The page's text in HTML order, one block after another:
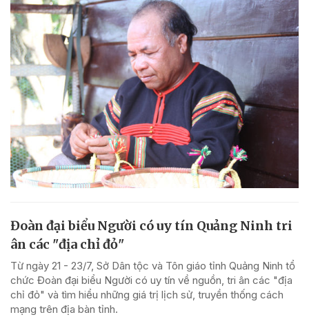
Đoàn đại biểu Người có uy tín Quảng Ninh tri
ân các "địa chỉ đỏ"
Từ ngày 21 - 23/7, Sở Dân tộc và Tôn giáo tỉnh Quảng Ninh tổ
chức Đoàn đại biểu Người có uy tín về nguồn, tri ân các "địa
chỉ đỏ" và tìm hiểu những giá trị lịch sử, truyền thống cách
mạng trên địa bàn tỉnh.